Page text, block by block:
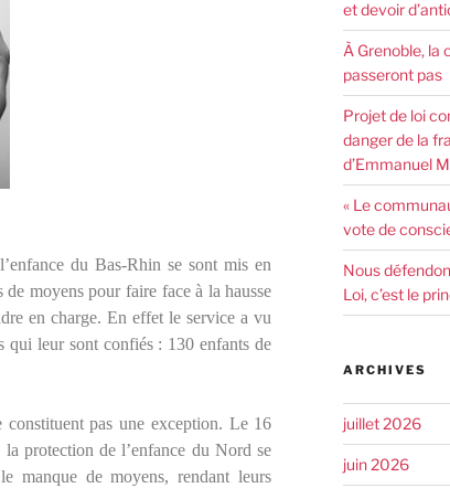
du Bas-Rhin se sont mis en
moyens pour faire face à la hausse
en charge. En effet le service a vu
qui leur sont confiés : 130 enfants de
pas une exception. Le 16
protection de l’enfance du Nord se
manque de moyens, rendant leurs
et devoir
À Grenoble, la
passeront pas
Projet de loi
danger de la
d’Emmanuel
« Le
vote de
Nous
Loi, c’est le
ARCHIVES
juillet 2026
juin 2026